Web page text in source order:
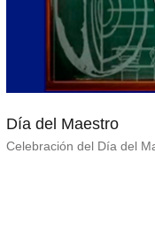
Día del Maestro
Celebración del Día del